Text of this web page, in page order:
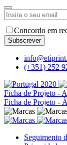
Phone
Number*
Concordo em
Subscrever
(+351) 252
Ficha de Projeto -
Ficha de Projeto -
Seguimento